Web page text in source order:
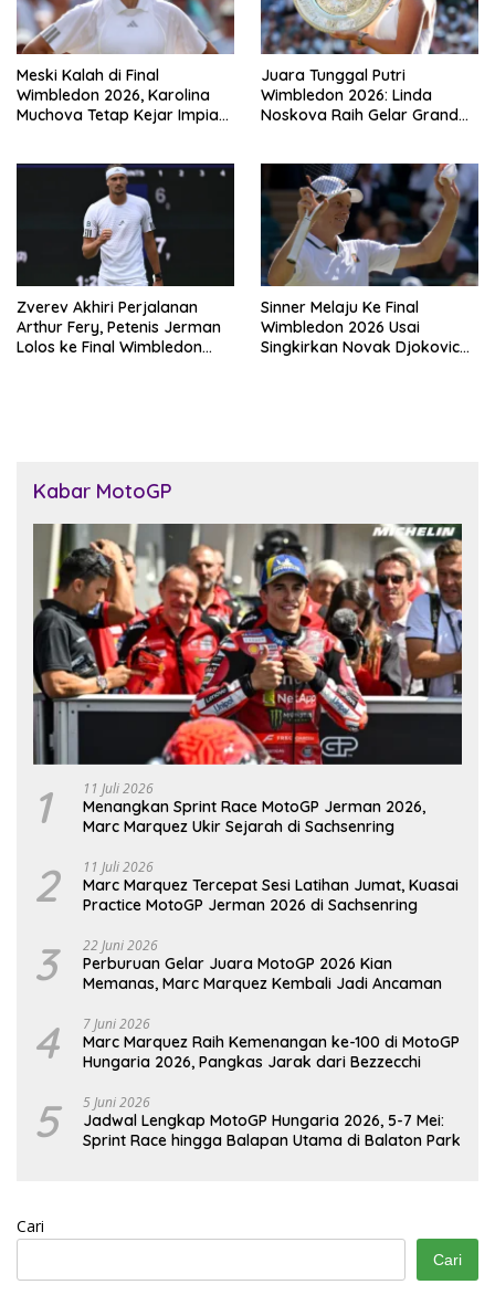
Meski Kalah di Final
Wimbledon 2026, Karolina
Muchova Tetap Kejar Impian
Juara Tunggal Putri
Wimbledon 2026: Linda
Noskova Raih Gelar Grand
Zverev Akhiri Perjalanan
Arthur Fery, Petenis Jerman
Lolos ke Final Wimbledon
Sinner Melaju Ke Final
Wimbledon 2026 Usai
Singkirkan Novak Djokovic
Kabar MotoGP
1 11 Juli 2026
Menangkan Sprint Race MotoGP Jerman 2026,
Marc Marquez Ukir Sejarah di Sachsenring
2 11 Juli 2026
Marc Marquez Tercepat Sesi Latihan Jumat, Kuasai
Practice MotoGP Jerman 2026 di Sachsenring
3 22 Juni 2026
Perburuan Gelar Juara MotoGP 2026 Kian
Memanas, Marc Marquez Kembali Jadi Ancaman
4 7 Juni 2026
Marc Marquez Raih Kemenangan ke-100 di MotoGP
Hungaria 2026, Pangkas Jarak dari Bezzecchi
5 5 Juni 2026
Jadwal Lengkap MotoGP Hungaria 2026, 5-7 Mei:
Sprint Race hingga Balapan Utama di Balaton Park
Cari
Cari